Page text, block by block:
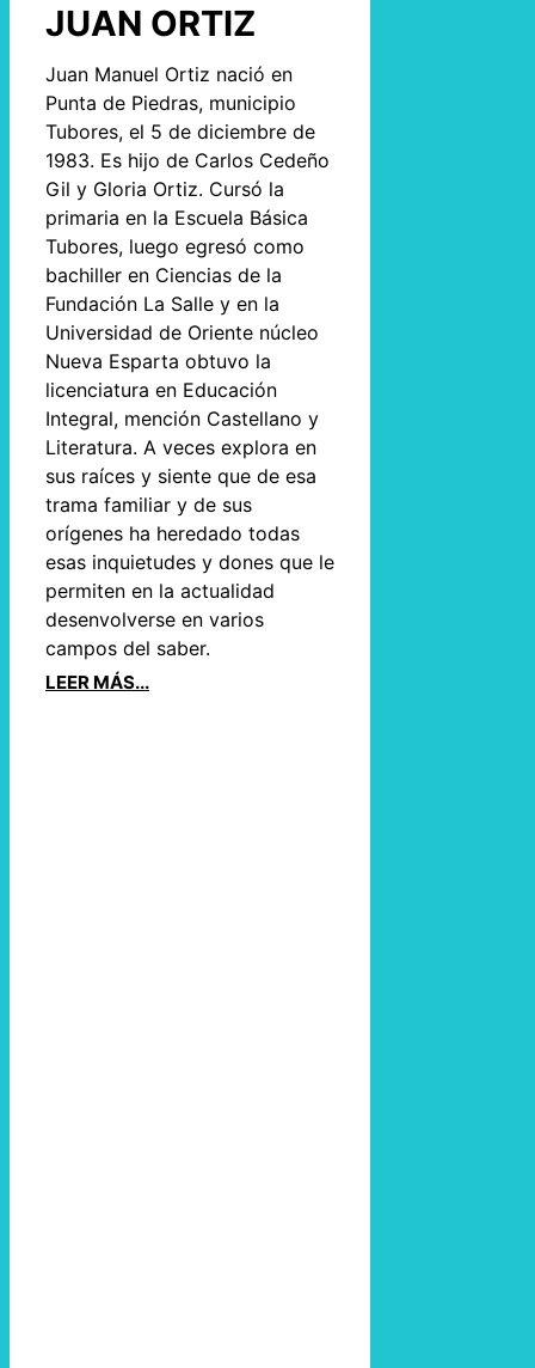
JUAN ORTIZ
Juan Manuel Ortiz nació en
Punta de Piedras, municipio
Tubores, el 5 de diciembre de
1983. Es hijo de Carlos Cedeño
Gil y Gloria Ortiz. Cursó la
primaria en la Escuela Básica
Tubores, luego egresó como
bachiller en Ciencias de la
Fundación La Salle y en la
Universidad de Oriente núcleo
Nueva Esparta obtuvo la
licenciatura en Educación
Integral, mención Castellano y
Literatura. A veces explora en
sus raíces y siente que de esa
trama familiar y de sus
orígenes ha heredado todas
esas inquietudes y dones que le
permiten en la actualidad
desenvolverse en varios
campos del saber.
LEER MÁS...